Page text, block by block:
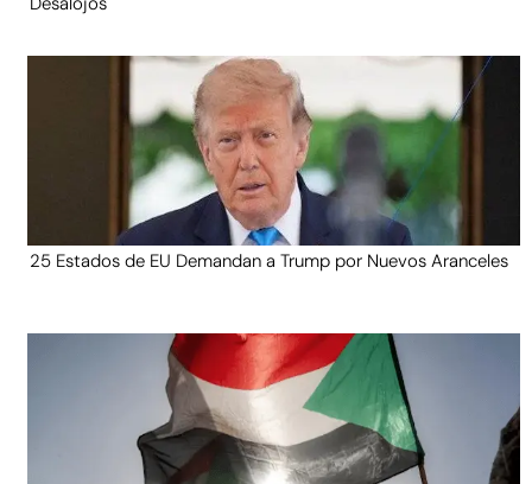
25 Estados de EU Demandan a Trump por Nuevos Aranceles